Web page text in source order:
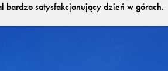
bardzo satysfakcjonujący dzień w górach.